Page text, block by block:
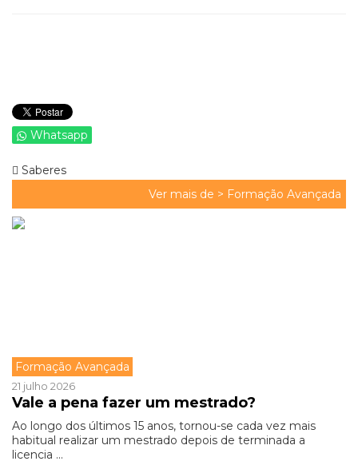
Whatsapp
Saberes
Ver mais de > Formação Avançada
Formação Avançada
21 julho 2026
Vale a pena fazer um mestrado?
Ao longo dos últimos 15 anos, tornou-se cada vez mais
habitual realizar um mestrado depois de terminada a
licencia ...